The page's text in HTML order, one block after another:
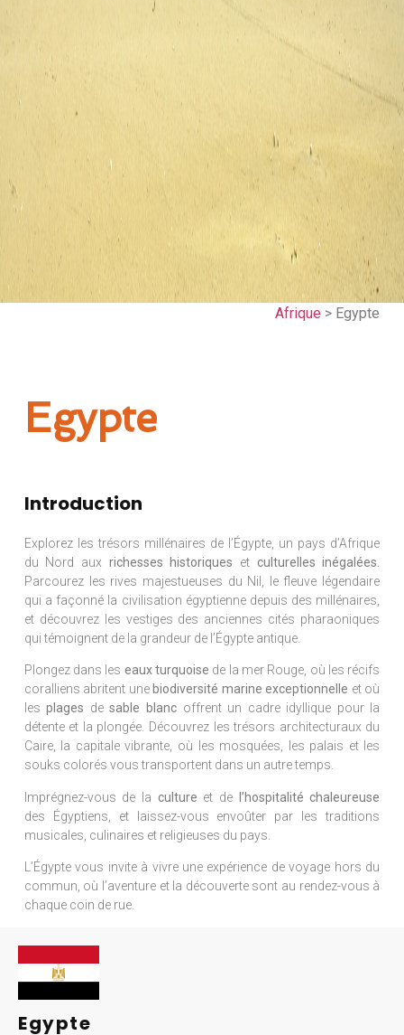
Afrique > Egypte
Egypte
Introduction
Explorez les trésors millénaires de l’Égypte, un pays d’Afrique
du Nord aux richesses historiques et culturelles inégalées.
Parcourez les rives majestueuses du Nil, le fleuve légendaire
qui a façonné la civilisation égyptienne depuis des millénaires,
et découvrez les vestiges des anciennes cités pharaoniques
qui témoignent de la grandeur de l’Égypte antique.
Plongez dans les eaux turquoise de la mer Rouge, où les récifs
coralliens abritent une biodiversité marine exceptionnelle et où
lesplages desable blanc offrent un cadre idyllique pour la
détente et la plongée. Découvrez les trésors architecturaux du
Caire, la capitale vibrante, où les mosquées, les palais et les
souks colorés vous transportent dans un autre temps.
Imprégnez-vous de la culture et de l’hospitalité chaleureuse
des Égyptiens, et laissez-vous envoûter par les traditions
musicales, culinaires et religieuses du pays.
L’Égypte vous invite à vivre une expérience de voyage hors du
commun, où l’aventure et la découverte sont au rendez-vous à
chaque coin de rue.
Egypte